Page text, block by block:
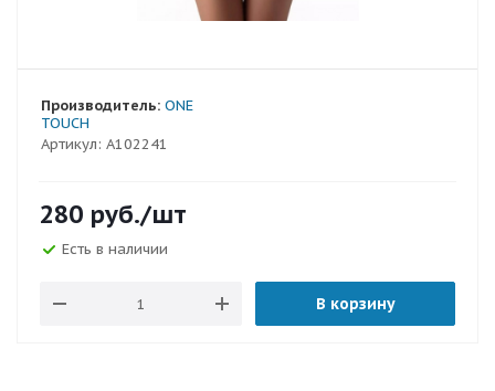
Артикул: A102241
Производитель: ONE
TOUCH
280 руб./шт
Есть в наличии
В корзину